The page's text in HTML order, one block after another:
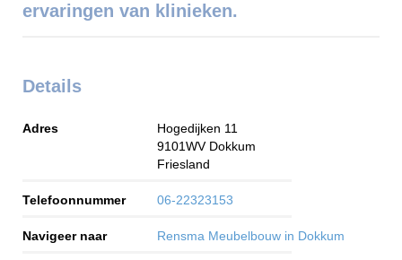
ervaringen van klinieken.
Details
Adres
Hogedijken 11
9101WV Dokkum
Friesland
Telefoonnummer 06-22323153
Navigeer naar Rensma Meubelbouw in Dokkum